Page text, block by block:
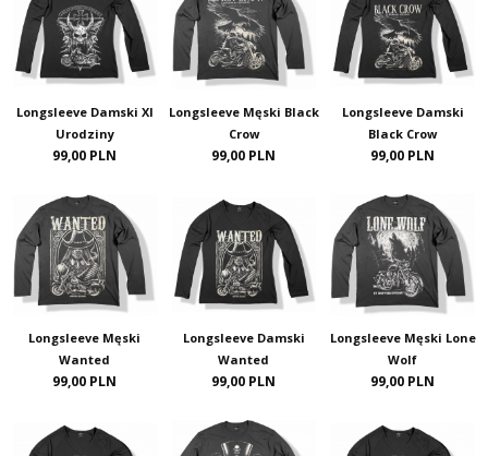
Longsleeve Damski XI
Urodziny
99,00 PLN
Longsleeve Męski Black
Crow
99,00 PLN
Longsleeve Damski
Black Crow
99,00 PLN
Longsleeve Męski
Wanted
99,00 PLN
Longsleeve Damski
Wanted
99,00 PLN
Longsleeve Męski Lone
Wolf
99,00 PLN